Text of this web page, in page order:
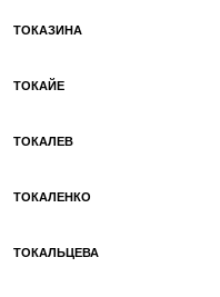
ТОКАЗИНА
ТОКАЙЕ
ТОКАЛЕВ
ТОКАЛЕНКО
ТОКАЛЬЦЕВА